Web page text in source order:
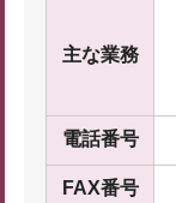
主な業務
電話番号
FAX番号